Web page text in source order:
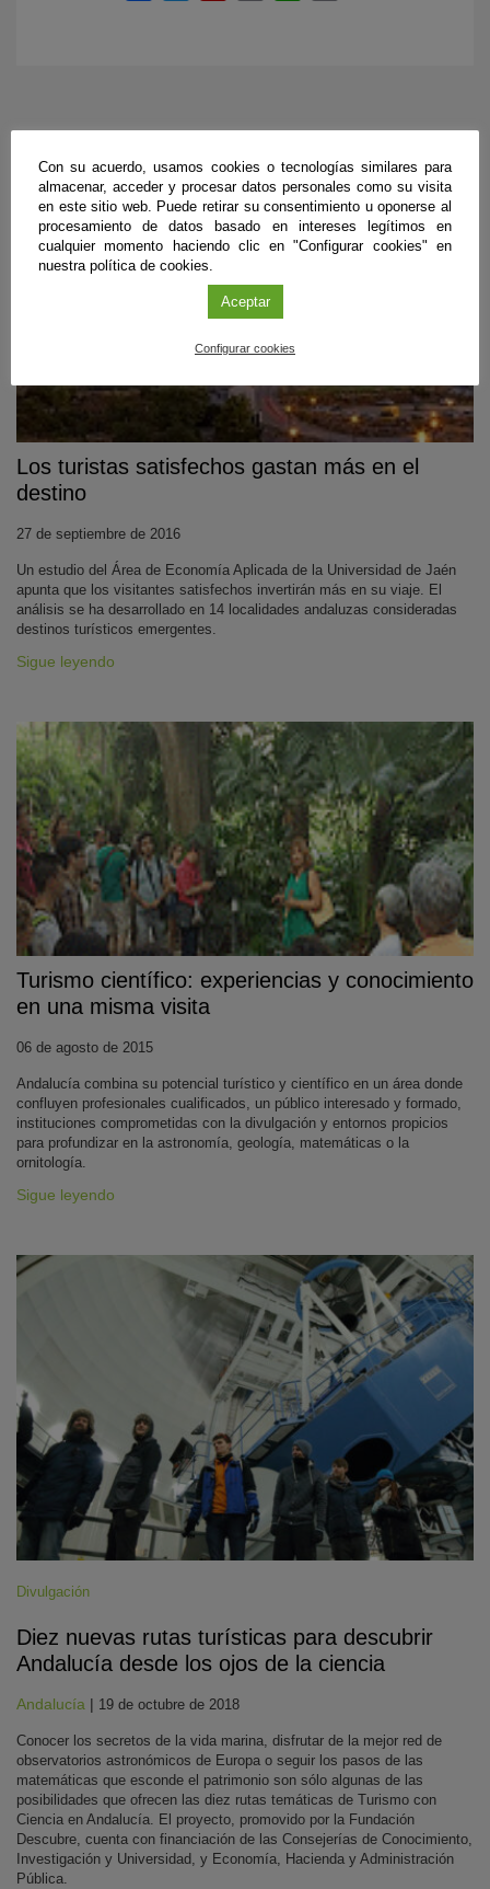
Los turistas satisfechos gastan más en el
destino
27 de septiembre de 2016
Un estudio del Área de Economía Aplicada de la Universidad de Jaén
apunta que los visitantes satisfechos invertirán más en su viaje. El
análisis se ha desarrollado en 14 localidades andaluzas consideradas
destinos turísticos emergentes.
Sigue leyendo
Turismo científico: experiencias y conocimiento
en una misma visita
06 de agosto de 2015
Andalucía combina su potencial turístico y científico en un área donde
confluyen profesionales cualificados, un público interesado y formado,
instituciones comprometidas con la divulgación y entornos propicios
para profundizar en la astronomía, geología, matemáticas o la
ornitología.
Sigue leyendo
Divulgación
Diez nuevas rutas turísticas para descubrir
Andalucía desde los ojos de la ciencia
Andalucía | 19 de octubre de 2018
Conocer los secretos de la vida marina, disfrutar de la mejor red de
observatorios astronómicos de Europa o seguir los pasos de las
matemáticas que esconde el patrimonio son sólo algunas de las
posibilidades que ofrecen las diez rutas temáticas de Turismo con
Ciencia en Andalucía. El proyecto, promovido por la Fundación
Descubre, cuenta con financiación de las Consejerías de Conocimiento,
Investigación y Universidad, y Economía, Hacienda y Administración
Pública.
Con su acuerdo, usamos cookies o tecnologías similares para
almacenar, acceder y procesar datos personales como su visita
en este sitio web. Puede retirar su consentimiento u oponerse al
procesamiento de datos basado en intereses legítimos en
cualquier momento haciendo clic en "Configurar cookies" en
nuestra política de cookies.
Aceptar
Configurar cookies